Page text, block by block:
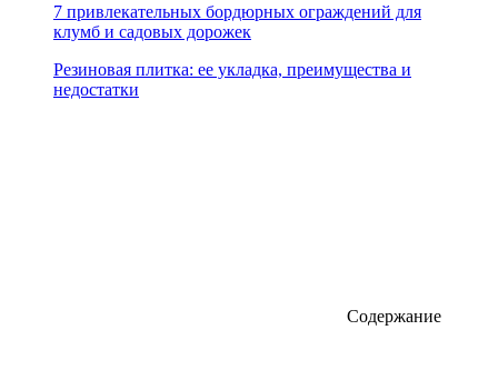
7 привлекательных бордюрных ограждений для
клумб и садовых дорожек
Резиновая плитка: ее укладка, преимущества и
недостатки
Содержание